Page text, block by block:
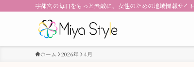
宇都宮の毎日をもっと素敵に、女性のための地域情報サイト
ホーム 2026年 4月